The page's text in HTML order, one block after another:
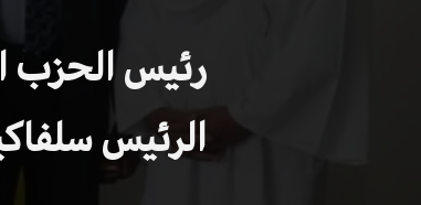
رئيس الحزب
الرئيس